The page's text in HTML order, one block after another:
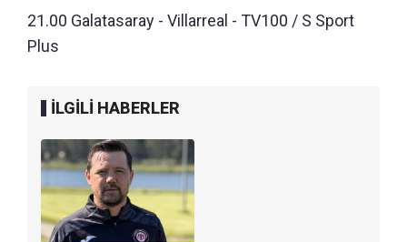
21.00 Galatasaray - Villarreal - TV100 / S Sport
Plus
İLGİLİ HABERLER